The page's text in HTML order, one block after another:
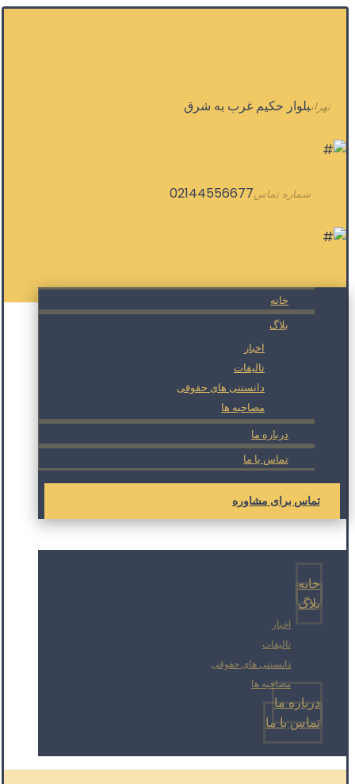
تهرانبلوار حکیم غرب به شرق
شماره تماس02144556677
خانه
بلاگ
اخبار
تالیفات
دانستنی های حقوقی
مصاحبه ها
درباره ما
تماس با ما
تماس برای مشاوره
خانه
بلاگ
اخبار
تالیفات
دانستنی های حقوقی
مصاحبه ها
درباره ما
تماس با ما